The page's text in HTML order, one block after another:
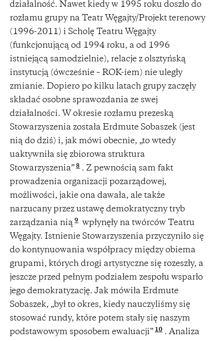
działalność. Nawet kiedy w 1995 roku doszło do
rozłamu grupy na Teatr Węgajty/Projekt terenowy
(1996-2011) i Scholę Teatru Węgajty
(funkcjonującą od 1994 roku, a od 1996
istniejącą samodzielnie), relacje z olsztyńską
instytucją (ówcześnie – ROK-iem) nie uległy
zmianie. Dopiero po kilku latach grupy zaczęły
składać osobne sprawozdania ze swej
działalności. W okresie rozłamu prezeską
Stowarzyszenia została Erdmute Sobaszek (jest
nią do dziś) i, jak mówi obecnie, „to wtedy
uaktywniła się zbiorowa struktura
Stowarzyszenia” 8 . Z pewnością sam fakt
prowadzenia organizacji pozarządowej,
możliwości, jakie ona dawała, ale także
narzucany przez ustawę demokratyczny tryb
zarządzania nią 9
wpłynęły na twórców Teatru
Węgajty. Istnienie Stowarzyszenia przyczyniło się
do kontynuowania współpracy między obiema
grupami, których drogi artystyczne się rozeszły, a
jeszcze przed pełnym podziałem zespołu wsparło
jego demokratyzację. Jak mówiła Erdmute
Sobaszek, „był to okres, kiedy nauczyliśmy się
stosować rundy, które potem stały się naszym
podstawowym sposobem ewaluacji” 10 . Analiza